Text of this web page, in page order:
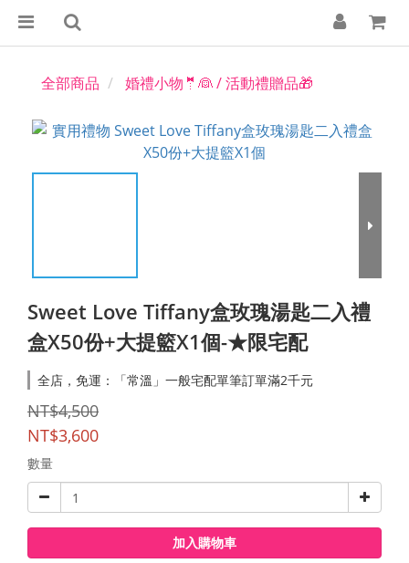
全部商品 婚禮小物🤵👰 / 活動禮贈品🎁
Sweet Love Tiffany盒玫瑰湯匙二入禮
盒X50份+大提籃X1個-★限宅配
全店，免運：「常溫」一般宅配單筆訂單滿2千元
NT$4,500
NT$3,600
數量
加入購物車